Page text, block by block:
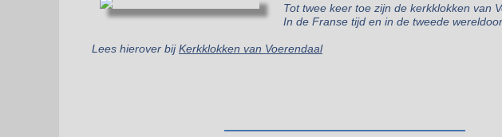
Tot twee keer toe zijn de kerkklokken van
In de Franse tijd en in de tweede
Lees hierover bijKerkklokken van Voerendaal